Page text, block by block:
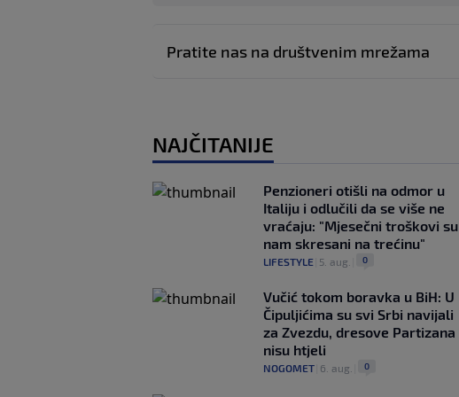
Pratite nas na društvenim mrežama
NAJČITANIJE
Penzioneri otišli na odmor u
Italiju i odlučili da se više ne
vraćaju: "Mjesečni troškovi su
nam skresani na trećinu"
LIFESTYLE 5. aug. 0
Vučić tokom boravka u BiH: U
Čipuljićima su svi Srbi navijali
za Zvezdu, dresove Partizana
nisu htjeli
NOGOMET 6. aug. 0